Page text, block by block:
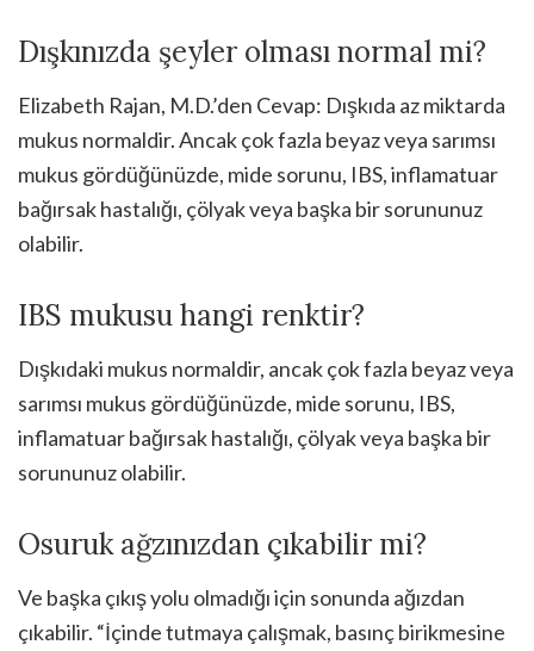
Dışkınızda şeyler olması normal mi?
Elizabeth Rajan, M.D.’den Cevap: Dışkıda az miktarda
mukus normaldir. Ancak çok fazla beyaz veya sarımsı
mukus gördüğünüzde, mide sorunu, IBS, inflamatuar
bağırsak hastalığı, çölyak veya başka bir sorununuz
olabilir.
IBS mukusu hangi renktir?
Dışkıdaki mukus normaldir, ancak çok fazla beyaz veya
sarımsı mukus gördüğünüzde, mide sorunu, IBS,
inflamatuar bağırsak hastalığı, çölyak veya başka bir
sorununuz olabilir.
Osuruk ağzınızdan çıkabilir mi?
Ve başka çıkış yolu olmadığı için sonunda ağızdan
çıkabilir. “İçinde tutmaya çalışmak, basınç birikmesine